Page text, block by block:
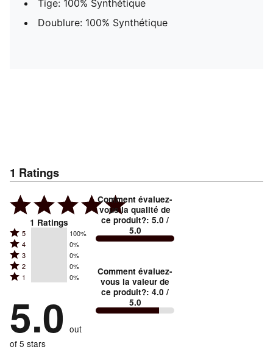
Tige: 100% Synthétique
Doublure: 100% Synthétique
1 Ratings
1 Ratings
Rated
5
stars
by
of
reviewers
5 100%
Rated
4
stars
by
of
reviewers
4 0%
Rated
3
stars
0%
of
reviewers
3 0%
Rated
2
by
0%
of
reviewers
2 0%
Rated
stars
by
0%
of
1 0%
5.0 out
of 5 stars
Comment évaluez-
vous la qualité de
ce produit?:5.0 /
5.0
Comment évaluez-
vous la valeur de
ce produit?:4.0 /
5.0